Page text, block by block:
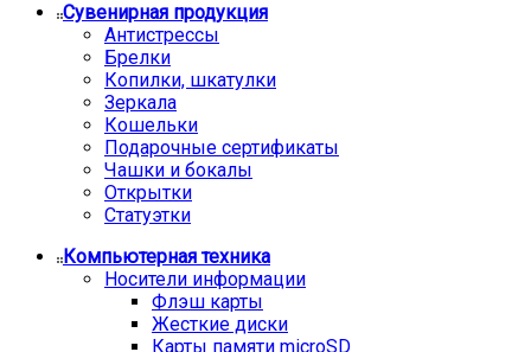
Сувенирная продукция
Антистрессы
Брелки
Копилки, шкатулки
Зеркала
Кошельки
Подарочные сертификаты
Чашки и бокалы
Открытки
Статуэтки
Компьютерная техника
Носители информации
Флэш карты
Жесткие диски
Карты памяти microSD